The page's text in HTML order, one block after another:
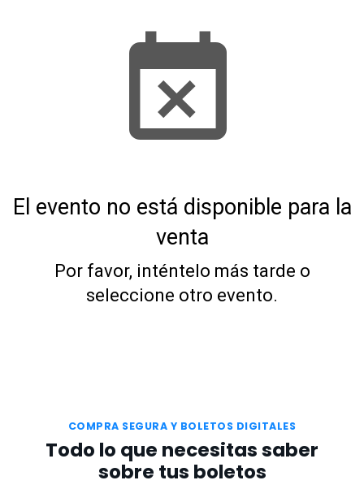
El evento no está disponible para la
venta
Por favor, inténtelo más tarde o
seleccione otro evento.
COMPRA SEGURA Y BOLETOS DIGITALES
Todo lo que necesitas saber
sobre tus boletos